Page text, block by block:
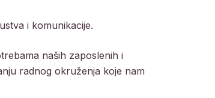
i komunikacije.
naših zaposlenih i
radnog okruženja koje nam